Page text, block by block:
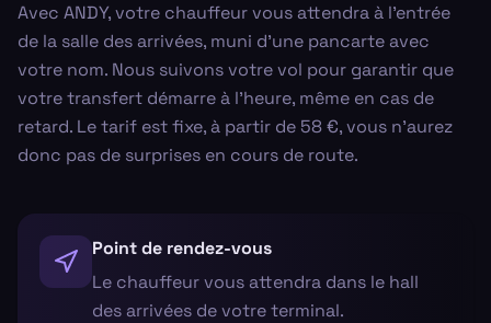
Avec ANDY, votre chauffeur vous attendra à l'entrée
de la salle des arrivées, muni d'une pancarte avec
votre nom. Nous suivons votre vol pour garantir que
votre transfert démarre à l'heure, même en cas de
retard. Le tarif est fixe, à partir de 58 €, vous n'aurez
donc pas de surprises en cours de route.
Point de rendez-vous
Le chauffeur vous attendra dans le hall
des arrivées de votre terminal.